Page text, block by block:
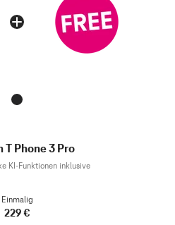
T Phone 3 Pro
KI-Funktionen inklusive
Einmalig
229 €